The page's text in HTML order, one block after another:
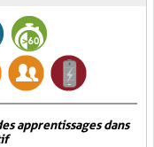
apprentissages dans